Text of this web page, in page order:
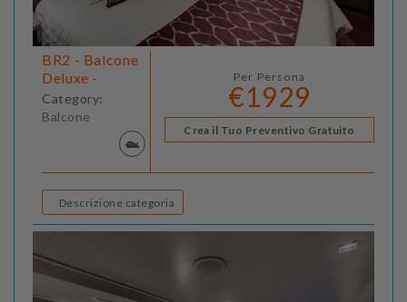
BR2 - Balcone
Deluxe -
Category:
Balcone
Per Persona
€1929
Crea il Tuo Preventivo Gratuito
Descrizione categoria